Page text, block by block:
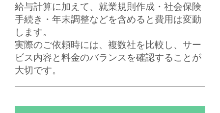
給与計算に加えて、就業規則作成・社会保険
手続き・年末調整などを含めると費用は変動
します。
実際のご依頼時には、複数社を比較し、サー
ビス内容と料金のバランスを確認することが
大切です。